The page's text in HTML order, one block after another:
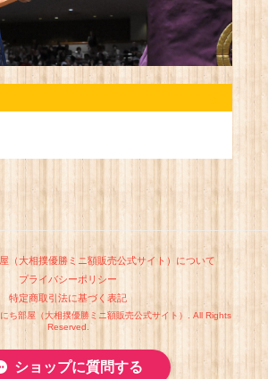
（大相撲優勝ミニ額販売公式サイト）について
プライバシーポリシー
特定商取引法に基づく表記
ち部屋（大相撲優勝ミニ額販売公式サイト）. All Rights
Reserved.
ショップに質問する